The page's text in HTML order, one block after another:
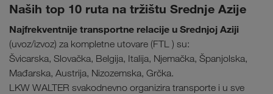
Naših top 10 ruta na tržištu Srednje Azije
Najfrekventnije transportne relacije u Srednjoj Aziji
(uvoz/izvoz) za kompletne utovare (FTL ) su:
Švicarska, Slovačka, Belgija, Italija, Njemačka, Španjolska,
Mađarska, Austrija, Nizozemska, Grčka.
LKW WALTER svakodnevno organizira transporte i u sve